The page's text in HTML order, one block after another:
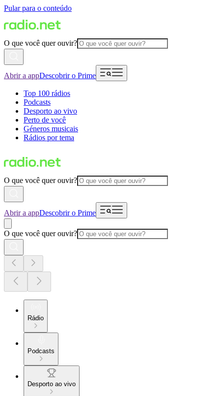
Pular para o conteúdo
O que você quer ouvir?
Abrir a appDescobrir o Prime
Top 100 rádios
Podcasts
Desporto ao vivo
Perto de você
Géneros musicais
Rádios por tema
O que você quer ouvir?
Abrir a appDescobrir o Prime
O que você quer ouvir?
Rádio
Podcasts
Desporto ao vivo